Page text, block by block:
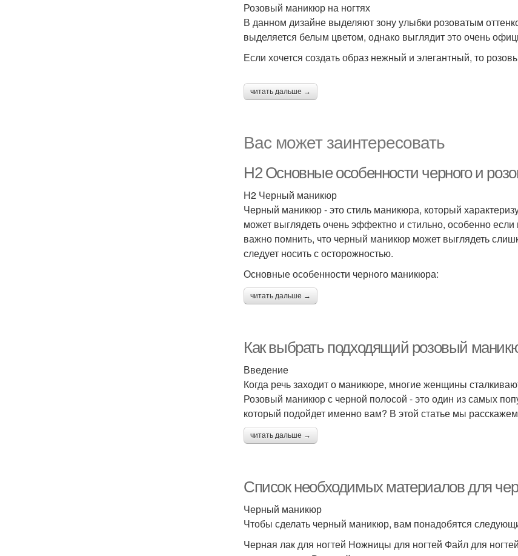
Розовый маникюр на ногтях
В данном дизайне выделяют зону улыбки розоватым
выделяется белым цветом, однако выглядит это очень
Если хочется создать образ нежный и элегантный, то
читать дальше →
Вас может заинтересовать
H2 Основные особенности черного и
H2 Черный маникюр
Черный маникюр - это стиль маникюра, который
может выглядеть очень эффектно и стильно, особенно
важно помнить, что черный маникюр может выглядеть
следует носить с осторожностью.
Основные особенности черного маникюра:
читать дальше →
Как выбрать подходящий розовый
Введение
Когда речь заходит о маникюре, многие женщины
Розовый маникюр с черной полосой - это один из самых
который подойдет именно вам? В этой статье мы
читать дальше →
Список необходимых материалов для
Черный маникюр
Чтобы сделать черный маникюр, вам понадобятся
Черная лак для ногтей Ножницы для ногтей Файл для